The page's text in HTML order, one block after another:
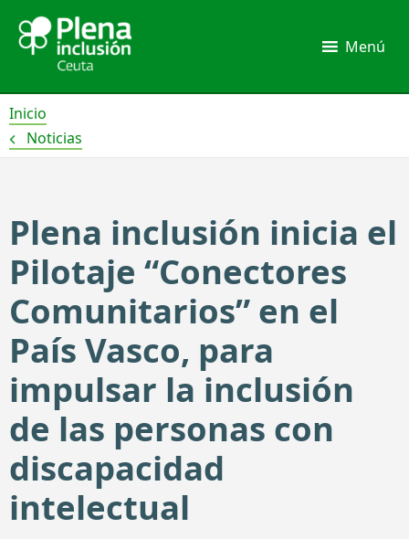
contenido
Menú
Inicio
Noticias
Plena inclusión inicia el
Pilotaje “Conectores
Comunitarios” en el
País Vasco, para
impulsar la inclusión
de las personas con
discapacidad
intelectual